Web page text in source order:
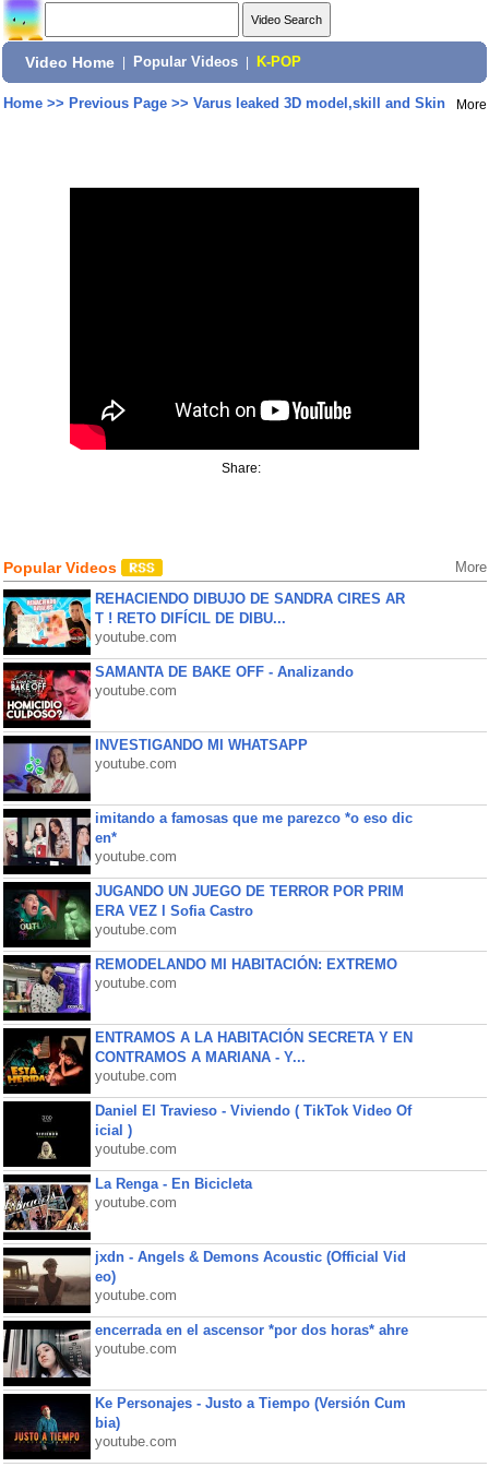
Video Home Popular Videos K-POP
Home>> Previous Page>> Varus leaked 3D model,skill and Skin More
Share:
Popular Videos More
REHACIENDO DIBUJO DE SANDRA CIRES AR
T ! RETO DIFÍCIL DE DIBU...
youtube.com
SAMANTA DE BAKE OFF - Analizando
youtube.com
INVESTIGANDO MI WHATSAPP
youtube.com
imitando a famosas que me parezco *o eso dic
en*
youtube.com
JUGANDO UN JUEGO DE TERROR POR PRIM
ERA VEZ l Sofia Castro
youtube.com
REMODELANDO MI HABITACIÓN: EXTREMO
youtube.com
ENTRAMOS A LA HABITACIÓN SECRETA Y EN
CONTRAMOS A MARIANA - Y...
youtube.com
Daniel El Travieso - Viviendo ( TikTok Video Of
icial )
youtube.com
La Renga - En Bicicleta
youtube.com
jxdn - Angels & Demons Acoustic (Official Vid
eo)
youtube.com
encerrada en el ascensor *por dos horas* ahre
youtube.com
Ke Personajes - Justo a Tiempo (Versión Cum
bia)
youtube.com